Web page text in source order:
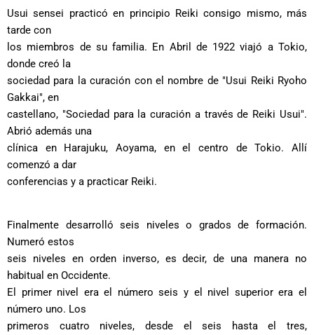
Usui sensei practicó en principio Reiki consigo mismo, más
tarde con
los miembros de su familia. En Abril de 1922 viajó a Tokio,
donde creó la
sociedad para la curación con el nombre de "Usui Reiki Ryoho
Gakkai", en
castellano, "Sociedad para la curación a través de Reiki Usui".
Abrió además una
clínica en Harajuku, Aoyama, en el centro de Tokio. Allí
comenzó a dar
conferencias y a practicar Reiki.
Finalmente desarrolló seis niveles o grados de formación.
Numeró estos
seis niveles en orden inverso, es decir, de una manera no
habitual en Occidente.
El primer nivel era el número seis y el nivel superior era el
número uno. Los
primeros cuatro niveles, desde el seis hasta el tres,